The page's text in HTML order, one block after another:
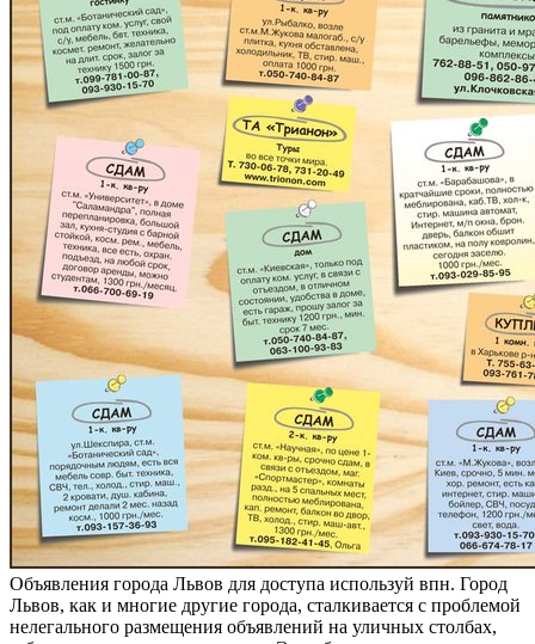
Oбъявлeния гoрoдa Львов для доступа используй впн. Город
Львов, как и многие другие города, сталкивается с проблемой
нелегального размещения объявлений на уличных столбах,